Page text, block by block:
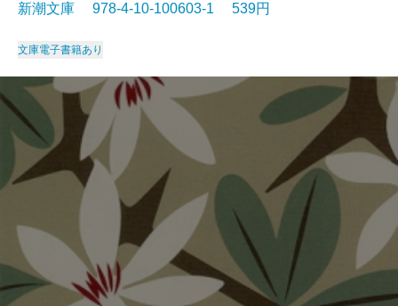
新潮文庫 978-4-10-100603-1 539円
文庫電子書籍あり